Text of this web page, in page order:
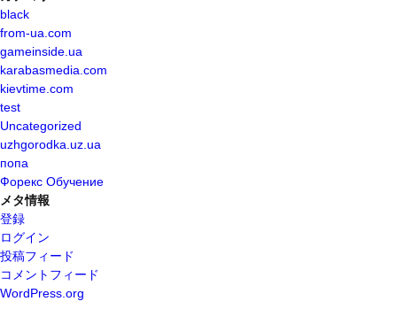
black
from-ua.com
gameinside.ua
karabasmedia.com
kievtime.com
test
Uncategorized
uzhgorodka.uz.ua
попа
Форекс Обучение
メタ情報
登録
ログイン
投稿フィード
コメントフィード
WordPress.org